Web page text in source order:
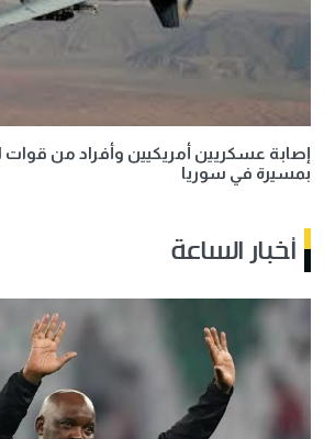
إصابة عسكريين أمريكيين وأفراد من قوات
بمسيرة في سوريا
أخبار الساعة